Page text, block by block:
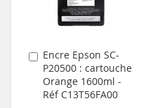
Encre Epson SC-
P20500 : cartouche
Orange 1600ml -
Réf C13T56FA00
Ajouter
au
panier